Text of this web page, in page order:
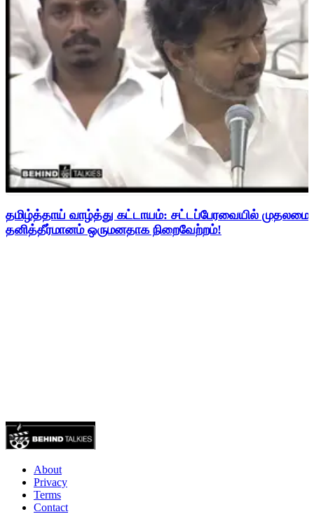
தமிழ்த்தாய் வாழ்த்து கட்டாயம்: சட்டப்பேரவையில்
தனித்தீர்மானம் ஒருமனதாக நிறைவேற்றம்!
About
Privacy
Terms
Contact